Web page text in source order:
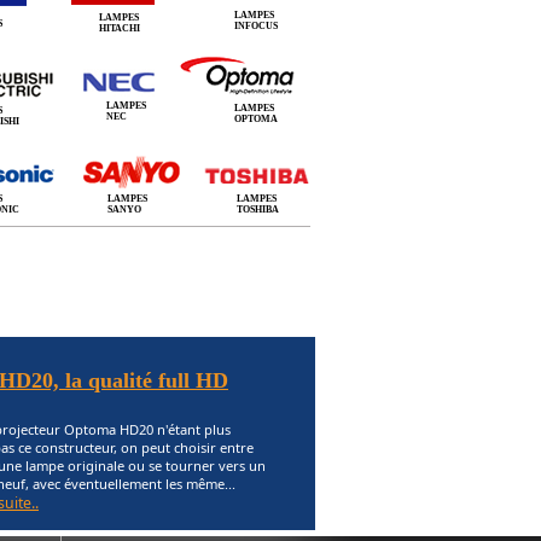
LAMPES
HITACHI
LAMPES
INFOCUS
LAMPES
NEC
LAMPES
OPTOMA
LAMPES
SANYO
LAMPES
TOSHIBA
la qualité full HD
Optoma HD20 n'étant plus
ce constructeur, on peut choisir entre
lampe originale ou se tourner vers un
avec éventuellement les même...